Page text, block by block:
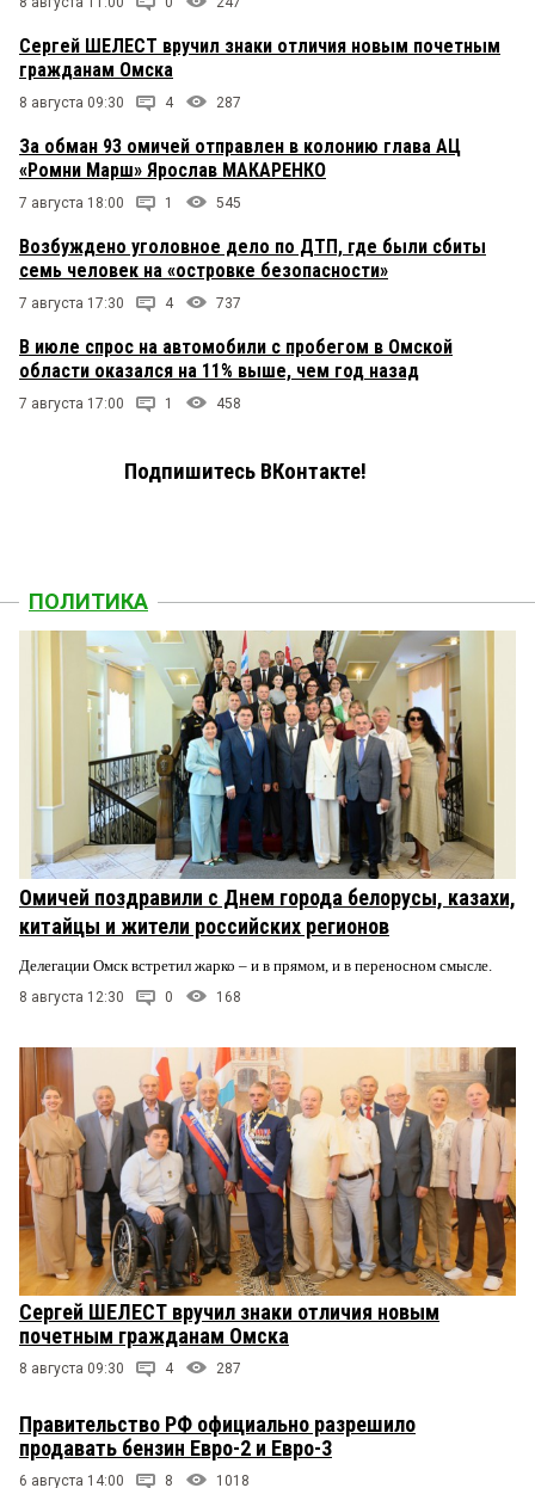
Сергей ШЕЛЕСТ вручил знаки отличия новым почетным
гражданам Омска
8 августа 09:30 4 287
За обман 93 омичей отправлен в колонию глава АЦ
«Ромни Марш» Ярослав МАКАРЕНКО
7 августа 18:00 1 545
Возбуждено уголовное дело по ДТП, где были сбиты
семь человек на «островке безопасности»
7 августа 17:30 4 737
В июле спрос на автомобили с пробегом в Омской
области оказался на 11% выше, чем год назад
7 августа 17:00 1 458
Подпишитесь ВКонтакте!
ПОЛИТИКА
Омичей поздравили с Днем города белорусы, казахи,
китайцы и жители российских регионов
Делегации Омск встретил жарко – и в прямом, и в переносном смысле.
8 августа 12:30 0 168
Сергей ШЕЛЕСТ вручил знаки отличия новым
почетным гражданам Омска
8 августа 09:30 4 287
Правительство РФ официально разрешило
продавать бензин Евро-2 и Евро-3
6 августа 14:00 8 1018